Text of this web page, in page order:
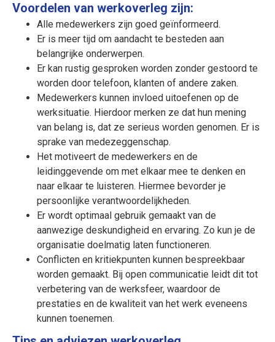
Voordelen van werkoverleg zijn:
Alle medewerkers zijn goed geïnformeerd.
Er is meer tijd om aandacht te besteden aan
belangrijke onderwerpen.
Er kan rustig gesproken worden zonder gestoord te
worden door telefoon, klanten of andere zaken.
Medewerkers kunnen invloed uitoefenen op de
werksituatie. Hierdoor merken ze dat hun mening
van belang is, dat ze serieus worden genomen. Er is
sprake van medezeggenschap.
Het motiveert de medewerkers en de
leidinggevende om met elkaar mee te denken en
naar elkaar te luisteren. Hiermee bevorder je
persoonlijke verantwoordelijkheden.
Er wordt optimaal gebruik gemaakt van de
aanwezige deskundigheid en ervaring. Zo kun je de
organisatie doelmatig laten functioneren.
Conflicten en kritiekpunten kunnen bespreekbaar
worden gemaakt. Bij open communicatie leidt dit tot
verbetering van de werksfeer, waardoor de
prestaties en de kwaliteit van het werk eveneens
kunnen toenemen.